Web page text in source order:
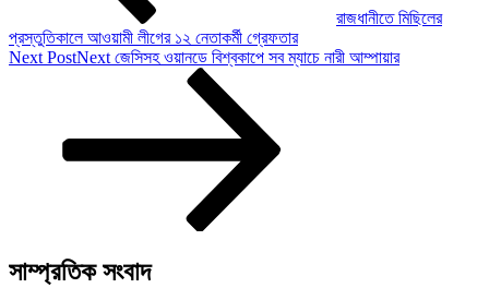
রাজধানীতে মিছিলের
প্রস্তুতিকালে আওয়ামী লীগের ১২ নেতাকর্মী গ্রেফতার
Next PostNext জেসিসহ ওয়ানডে বিশ্বকাপে সব ম্যাচে নারী আম্পায়ার
সাম্প্রতিক সংবাদ